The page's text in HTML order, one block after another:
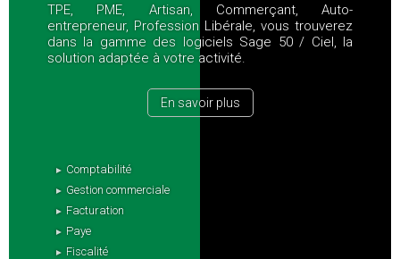
TPE, PME, Artisan, Commerçant, Auto-
entrepreneur, Profession Libérale, vous trouverez
dans la gamme des logiciels Sage 50 / Ciel, la
solution adaptée à votre activité.
En savoir plus
Comptabilité
Gestion commerciale
Facturation
Paye
Fiscalité